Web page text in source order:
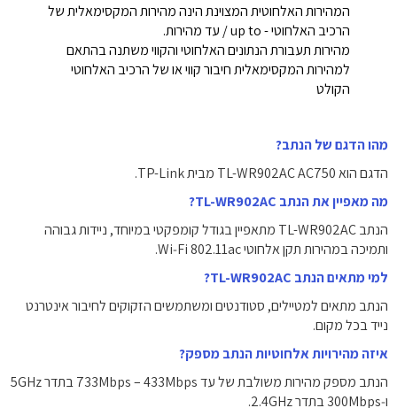
המהירות האלחוטית המצוינת הינה מהירות המקסימאלית של
הרכיב האלחוטי - up to / עד מהירות.
מהירות תעבורת הנתונים האלחוטי והקווי משתנה בהתאם
למהירות המקסימאלית חיבור קווי או של הרכיב האלחוטי
הקולט
מהו הדגם של הנתב?
הדגם הוא TL-WR902AC AC750 מבית TP-Link.
מה מאפיין את הנתב TL-WR902AC?
הנתב TL-WR902AC מתאפיין בגודל קומפקטי במיוחד, ניידות גבוהה
ותמיכה במהירות תקן אלחוטי Wi‑Fi ‎802.11ac‎.
למי מתאים הנתב TL-WR902AC?
הנתב מתאים למטיילים, סטודנטים ומשתמשים הזקוקים לחיבור אינטרנט
נייד בכל מקום.
איזה מהירויות אלחוטיות הנתב מספק?
הנתב מספק מהירות משולבת של עד ‎733Mbps‎ – ‎433Mbps‎ בתדר ‎5GHz‎
ו‑‎300Mbps‎ בתדר ‎2.4GHz‎.